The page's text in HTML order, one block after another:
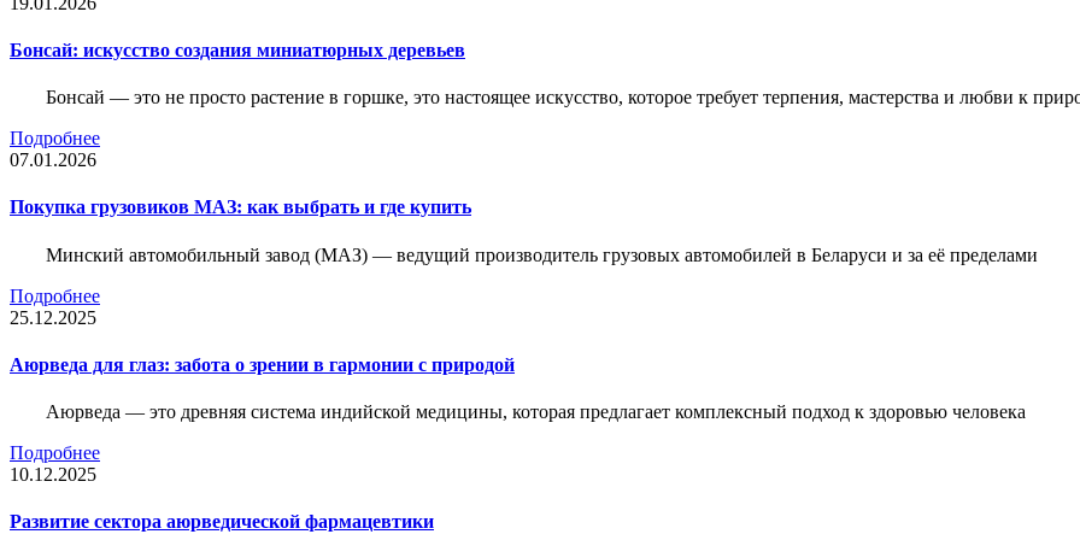
Бонсай: искусство создания миниатюрных деревьев
Бонсай — это не просто растение в горшке, это настоящее искусство, которое требует терпения, мастерства и любви к
Подробнее
07.01.2026
Покупка грузовиков МАЗ: как выбрать и где купить
Минский автомобильный завод (МАЗ) — ведущий производитель грузовых автомобилей в Беларуси и за её пределами
Подробнее
25.12.2025
Аюрведа для глаз: забота о зрении в гармонии с природой
Аюрведа — это древняя система индийской медицины, которая предлагает комплексный подход к здоровью человека
Подробнее
10.12.2025
Развитие сектора аюрведической фармацевтики